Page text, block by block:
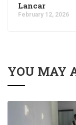
Lancar
February 12, 2026
YOU MAY